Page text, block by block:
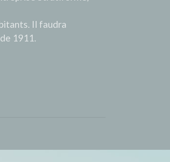
Il faudra
1911.